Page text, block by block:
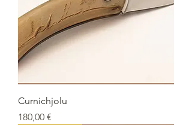
Curnichjolu
Prix
180,00 €